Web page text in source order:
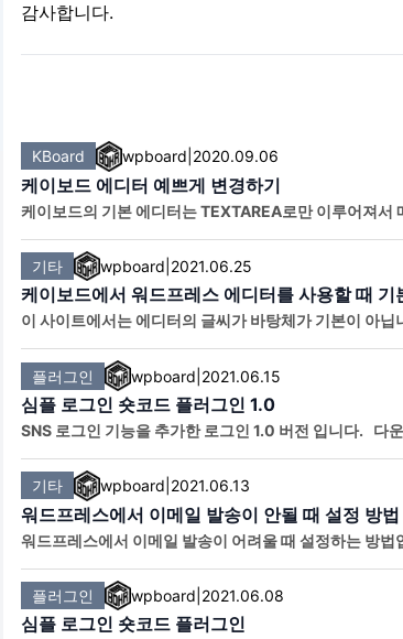
감사합니다.
KBoard wpboard 2020.09.06
케이보드 에디터 예쁘게 변경하기
케이보드의 기본 에디터는 TEXTAREA로만 이루어져서
기타
wpboard 2021.06.25
케이보드에서 워드프레스 에디터를 사용할 때 기
이 사이트에서는 에디터의 글씨가 바탕체가 기본이 아
플러그인
wpboard 2021.06.15
심플 로그인 숏코드 플러그인 1.0
SNS 로그인 기능을 추가한 로그인 1.0 버전 입니다.
기타
wpboard 2021.06.13
워드프레스에서 이메일 발송이 안될 때 설정 방
워드프레스에서 이메일 발송이 어려울 때 설정하는 방
플러그인
wpboard 2021.06.08
심플 로그인 숏코드 플러그인